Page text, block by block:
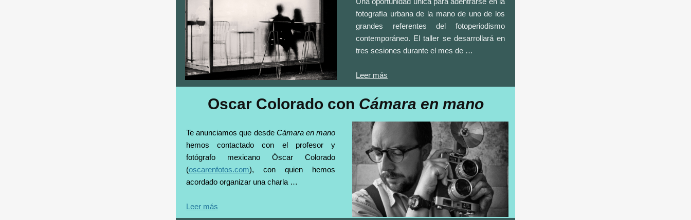
fotografía urbana de la mano de uno de los
grandes referentes del fotoperiodismo
contemporáneo. El taller se desarrollará en
tres sesiones durante el mes de …
Leer más
Oscar Colorado con Cámara en mano
Te anunciamos que desde Cámara en mano
hemos contactado con el profesor y
fotógrafo mexicano Óscar Colorado
(oscarenfotos.com), con quien hemos
acordado organizar una charla …
Leer más